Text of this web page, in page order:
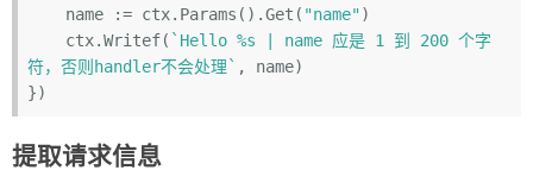
    name := ctx.Params().Get(
"name")
    ctx.Writef(
`Hello %s | name 应是 1 到 200 个字
符，否则handler不会处理` , name)
提取请求信息